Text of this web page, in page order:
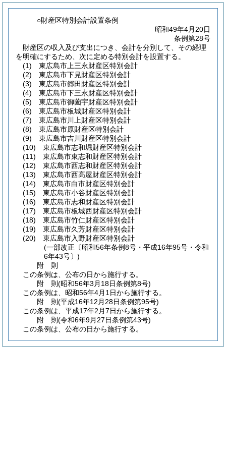
○財産区特別会計設置条例
昭和49年4月20日
条例第28号
財産区の収入及び支出につき、会計を分別して、その経理
を明確にするため、次に定める特別会計を設置する。
(1) 東広島市上三永財産区特別会計
(2) 東広島市下見財産区特別会計
(3) 東広島市郷田財産区特別会計
(4) 東広島市下三永財産区特別会計
(5) 東広島市御薗宇財産区特別会計
(6) 東広島市板城財産区特別会計
(7) 東広島市川上財産区特別会計
(8) 東広島市原財産区特別会計
(9) 東広島市吉川財産区特別会計
(10) 東広島市志和堀財産区特別会計
(11) 東広島市東志和財産区特別会計
(12) 東広島市西志和財産区特別会計
(13) 東広島市西高屋財産区特別会計
(14) 東広島市白市財産区特別会計
(15) 東広島市小谷財産区特別会計
(16) 東広島市志和財産区特別会計
(17) 東広島市板城西財産区特別会計
(18) 東広島市竹仁財産区特別会計
(19) 東広島市久芳財産区特別会計
(20) 東広島市入野財産区特別会計
(一部改正〔昭和56年条例8号・平成16年95号・令和
6年43号〕)
附 則
この条例は、公布の日から施行する。
附 則(昭和56年3月18日条例第8号)
この条例は、昭和56年4月1日から施行する。
附 則(平成16年12月28日条例第95号)
この条例は、平成17年2月7日から施行する。
附 則(令和6年9月27日条例第43号)
この条例は、公布の日から施行する。